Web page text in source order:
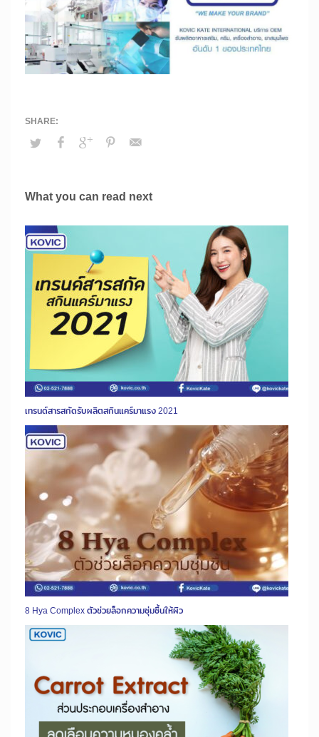
What you can read next
เทรนด์สารสกัดรับผลิตสกินแคร์มาแรง 2021
8 Hya Complex ตัวช่วยล็อกความชุ่มชื้นให้ผิว